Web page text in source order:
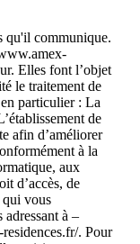
qu'il communique.
Elles font l’objet
le traitement de
particulier : La
de
afin d’améliorer
à la
aux
d’accès, de
qui vous
à –
. Pour